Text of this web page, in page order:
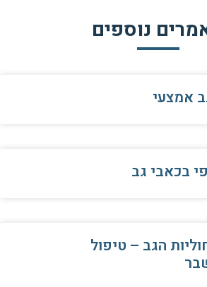
נוספים
אמצעי
בכאבי גב
הגב – טיפול